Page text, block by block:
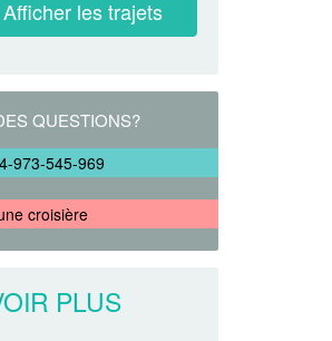
QUESTIONS?
973-545-969
croisière
PLUS